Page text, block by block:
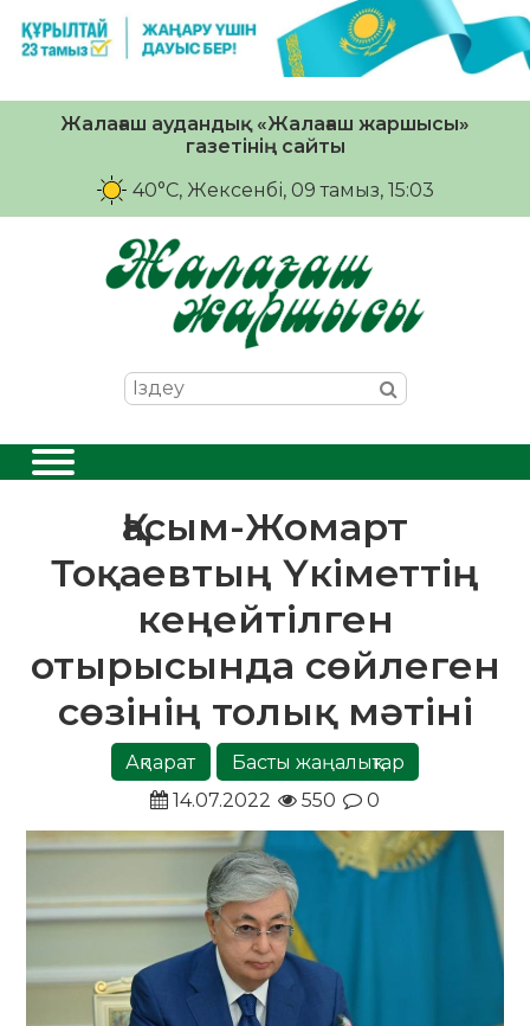
Жалағаш аудандық «Жалағаш жаршысы»
газетінің сайты
40°C, Жексенбі, 09 тамыз, 15:03
Қасым-Жомарт
Тоқаевтың Үкіметтің
кеңейтілген
отырысында сөйлеген
сөзінің толық мәтіні
Ақпарат
Басты жаңалықтар
14.07.2022
550 0